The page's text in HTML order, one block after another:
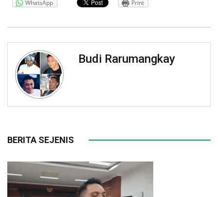
WhatsApp Print
Budi Rarumangkay
BERITA SEJENIS